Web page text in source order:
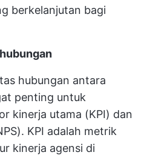
berkelanjutan bagi
hubungan antara
penting untuk
kinerja utama (KPI) dan
KPI adalah metrik
kinerja agensi di